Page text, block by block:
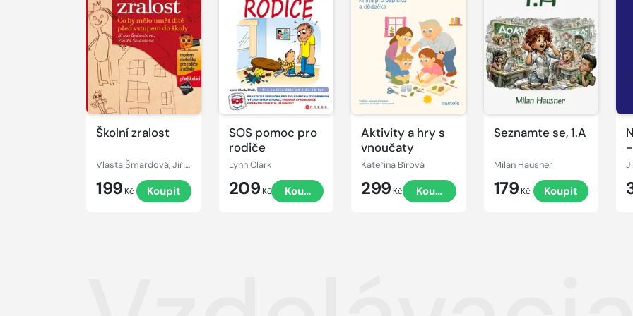
Školní zralost
Vlasta Šmardová, Jiřina Bednářová
199 Kč Koupit
SOS pomoc pro
rodiče
Lynn Clark
209 Kč Koupit
Aktivity a hry s
vnoučaty
Kateřina Bírová
299 Kč Koupit
Seznamte se, 1.A
Milan Hausner
179 Kč Koupit